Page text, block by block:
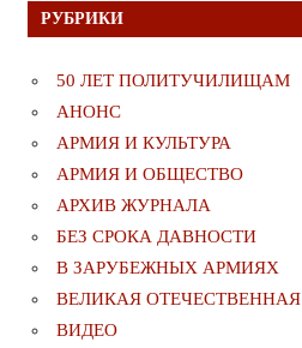
РУБРИКИ
50 ЛЕТ ПОЛИТУЧИЛИЩАМ
АНОНС
АРМИЯ И КУЛЬТУРА
АРМИЯ И ОБЩЕСТВО
АРХИВ ЖУРНАЛА
БЕЗ СРОКА ДАВНОСТИ
В ЗАРУБЕЖНЫХ АРМИЯХ
ВЕЛИКАЯ ОТЕЧЕСТВЕННАЯ
ВИДЕО